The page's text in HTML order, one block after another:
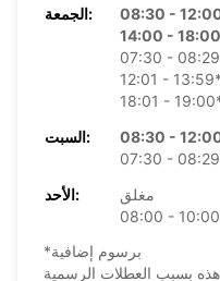
الجمعة:
08:30 -
14:00 - 18:00
07:30 -
12:01 - 13:59*
18:01 -
السبت:
08:30 -
07:30 -
الأحد:
مغلق
08:00 -
*برسوم إضافية